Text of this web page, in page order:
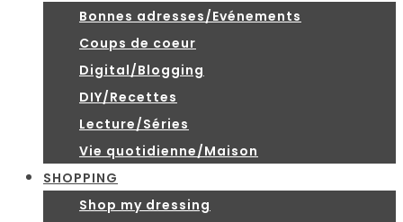
Bonnes adresses/Evénements
Coups de coeur
Digital/Blogging
DIY/Recettes
Lecture/Séries
Vie quotidienne/Maison
SHOPPING
Shop my dressing